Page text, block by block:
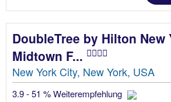
DoubleTree by Hilton New
Midtown F...
New York City, New York, USA
3.9 - 51 % Weiterempfehlung